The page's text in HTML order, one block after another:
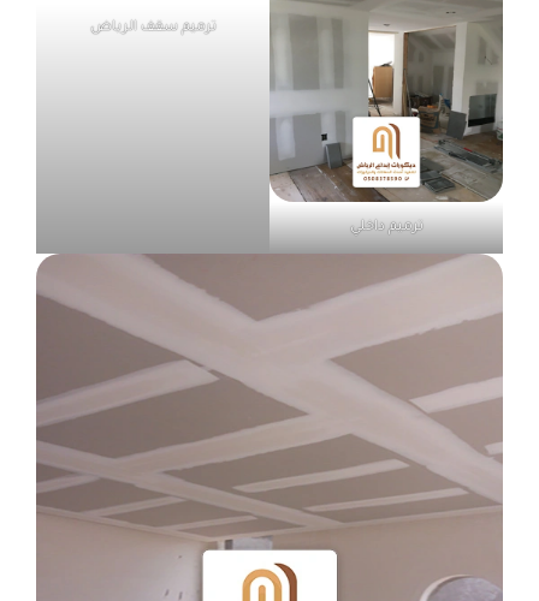
ترميم داخلي
ترميم سقف الرياض